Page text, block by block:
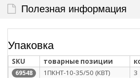
Полезная информация
Упаковка
SKU товарные позиции
69548 1ПКНТ-10-35/50 (КВТ) 3